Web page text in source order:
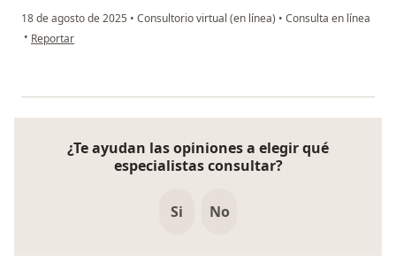
18 de agosto de 2025 • Consultorio virtual (en línea) • Consulta en línea
• en opinión del usuario Lucas
Reportar
¿Te ayudan las opiniones a elegir qué
especialistas consultar?
Si No